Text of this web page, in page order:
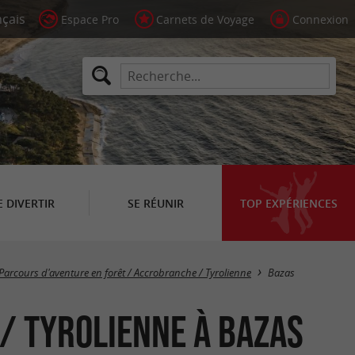
Espace Pro Carnets de Voyage Connexion
DIVERTIR SE RÉUNIR TOP EXPÉRIENCES
Masquer la carte
d'aventure en forêt / Accrobranche / Tyrolienne Bazas
à Bazas